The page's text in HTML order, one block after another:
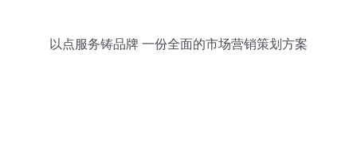
以点服务铸品牌 一份全面的市场营销策划方案